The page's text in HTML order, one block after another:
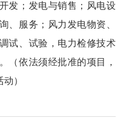
发；发电与销售；风电设
、服务；风力发电物资、
试、试验，电力检修技术
（依法须经批准的项目，
）